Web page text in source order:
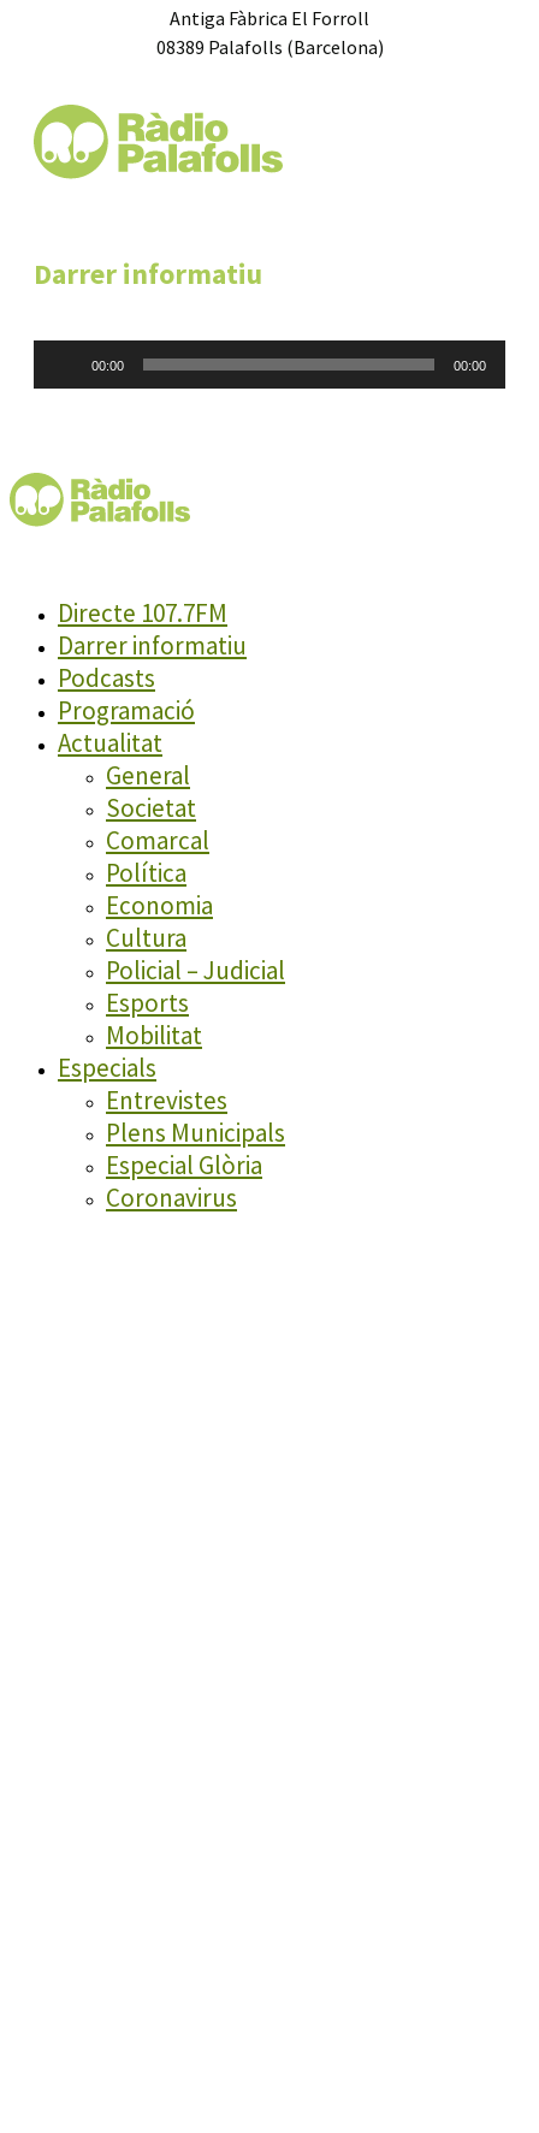
Antiga Fàbrica El Forroll
08389 Palafolls (Barcelona)
Darrer informatiu
00:00 00:00
Directe 107.7FM
Darrer informatiu
Podcasts
Programació
Actualitat
General
Societat
Comarcal
Política
Economia
Cultura
Policial – Judicial
Esports
Mobilitat
Especials
Entrevistes
Plens Municipals
Especial Glòria
Coronavirus